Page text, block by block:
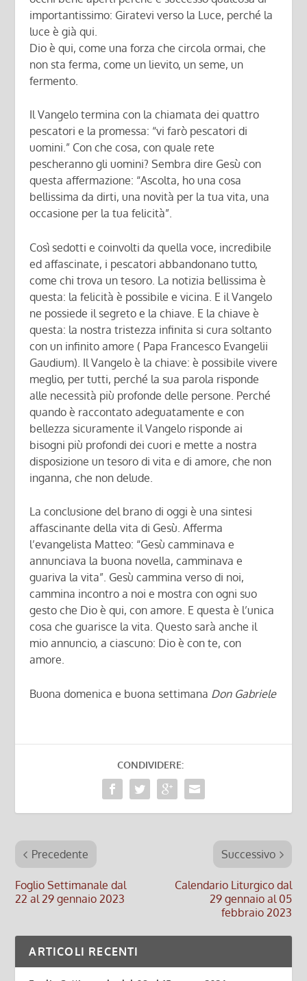
importantissimo: Giratevi verso la Luce, perché la
luce è già qui.
Dio è qui, come una forza che circola ormai, che
non sta ferma, come un lievito, un seme, un
fermento.
Il Vangelo termina con la chiamata dei quattro
pescatori e la promessa: “vi farò pescatori di
uomini.” Con che cosa, con quale rete
pescheranno gli uomini? Sembra dire Gesù con
questa affermazione: “Ascolta, ho una cosa
bellissima da dirti, una novità per la tua vita, una
occasione per la tua felicità”.
Così sedotti e coinvolti da quella voce, incredibile
ed affascinate, i pescatori abbandonano tutto,
come chi trova un tesoro. La notizia bellissima è
questa: la felicità è possibile e vicina. E il Vangelo
ne possiede il segreto e la chiave. E la chiave è
questa: la nostra tristezza infinita si cura soltanto
con un infinito amore ( Papa Francesco Evangelii
Gaudium). Il Vangelo è la chiave: è possibile vivere
meglio, per tutti, perché la sua parola risponde
alle necessità più profonde delle persone. Perché
quando è raccontato adeguatamente e con
bellezza sicuramente il Vangelo risponde ai
bisogni più profondi dei cuori e mette a nostra
disposizione un tesoro di vita e di amore, che non
inganna, che non delude.
La conclusione del brano di oggi è una sintesi
affascinante della vita di Gesù. Afferma
l’evangelista Matteo: “Gesù camminava e
annunciava la buona novella, camminava e
guariva la vita”. Gesù cammina verso di noi,
cammina incontro a noi e mostra con ogni suo
gesto che Dio è qui, con amore. E questa è l’unica
cosa che guarisce la vita. Questo sarà anche il
mio annuncio, a ciascuno: Dio è con te, con
amore.
Buona domenica e buona settimana Don Gabriele
CONDIVIDERE:
Precedente
Foglio Settimanale dal
22 al 29 gennaio 2023
Successivo
Calendario Liturgico dal
29 gennaio al 05
febbraio 2023
ARTICOLI RECENTI